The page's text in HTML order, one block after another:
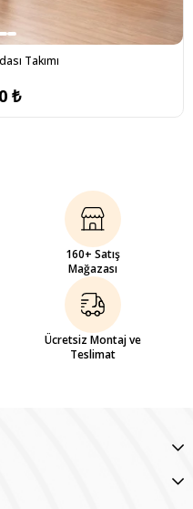
Takımı
₺
160+ Satış
Mağazası
Ücretsiz Montaj ve
Teslimat